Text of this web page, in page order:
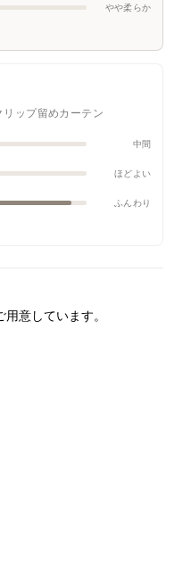
やや柔らか
ップ留めカーテン
中間
ほどよい
ふんわり
意しています。